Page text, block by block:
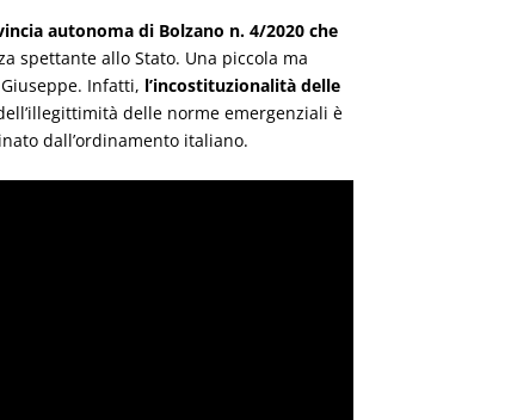
autonoma di Bolzano n. 4/2020 che
spettante allo Stato. Una piccola ma
Infatti, l’incostituzionalità delle
delle norme emergenziali è
dall’ordinamento italiano.